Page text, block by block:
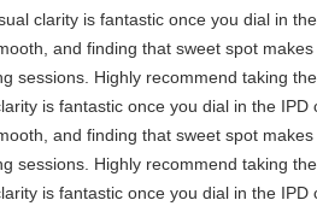
clarity is fantastic once you dial in
and finding that sweet spot
sessions. Highly recommend taking
is fantastic once you dial in the IPD
and finding that sweet spot
sessions. Highly recommend taking
is fantastic once you dial in the IPD